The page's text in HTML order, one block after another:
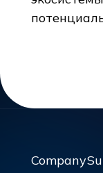
Company